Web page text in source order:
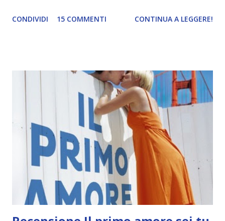
era la protagonista - della quale non avevo letto cose
Paese che non conosce , dove si parla una lingua che non
conosce , dove c'è gente che non conosce . Forse anch'io
sarei terrorizzata e mi farei prendere dal panico. Forse no
se fossi lì per un viaggio, ma di sicuro sì se fossi a Parigi
per studiare. Ad ogni modo pagina dopo pagina Anna mi è
piaciuta sempre di più, forse perché mi ci sono un po'
identificata. Non posso dire lo stesso di St. Clair. E'
esattamente quel tipo di personaggi...
CONDIVIDI 15 COMMENTI CONTINUA A LEGGERE!